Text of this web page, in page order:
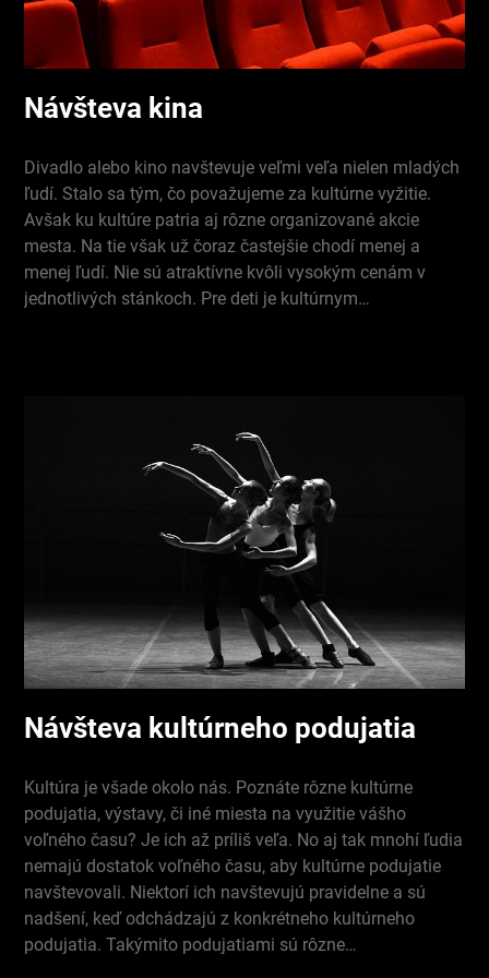
Návšteva kina
Divadlo alebo kino navštevuje veľmi veľa nielen mladých
ľudí. Stalo sa tým, čo považujeme za kultúrne vyžitie.
Avšak ku kultúre patria aj rôzne organizované akcie
mesta. Na tie však už čoraz častejšie chodí menej a
menej ľudí. Nie sú atraktívne kvôli vysokým cenám v
jednotlivých stánkoch. Pre deti je kultúrnym…
Návšteva kultúrneho podujatia
Kultúra je všade okolo nás. Poznáte rôzne kultúrne
podujatia, výstavy, či iné miesta na využitie vášho
voľného času? Je ich až príliš veľa. No aj tak mnohí ľudia
nemajú dostatok voľného času, aby kultúrne podujatie
navštevovali. Niektorí ich navštevujú pravidelne a sú
nadšení, keď odchádzajú z konkrétneho kultúrneho
podujatia. Takýmito podujatiami sú rôzne…